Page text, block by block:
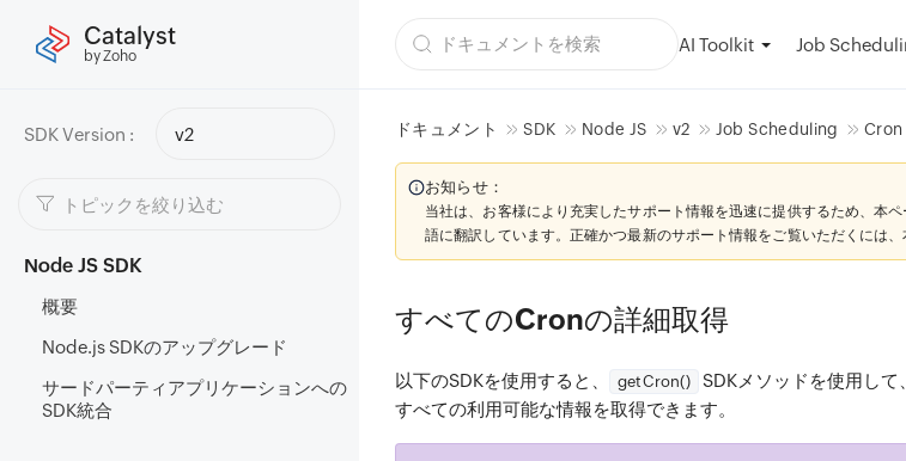
Catalyst
by Zoho
AI Toolkit Job
SDK Version : v2
Node JS SDK
概要
Node.js SDKのアップグレード
サードパーティアプリケーションへの
SDK統合
ドキュメント SDK Node JS v2 Job Scheduling Cron
お知らせ：
当社は、お客様により充実したサポート情報を迅速に提供するため、本
語に翻訳しています。正確かつ最新のサポート情報をご覧いただくには、
すべてのCronの詳細取得
以下のSDKを使用すると、 getCron() SDKメソッドを使用して
すべての利用可能な情報を取得できます。